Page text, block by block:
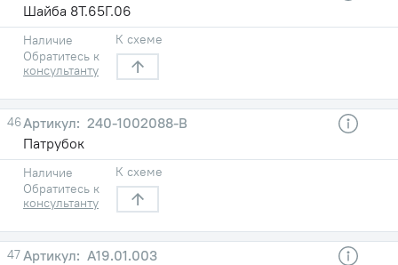
Шайба 8Т.65Г.06
Наличие
Обратитесь к
консультанту
К схеме
46
240-1002088-В
Патрубок
Наличие
Обратитесь к
консультанту
К схеме
47
А19.01.003